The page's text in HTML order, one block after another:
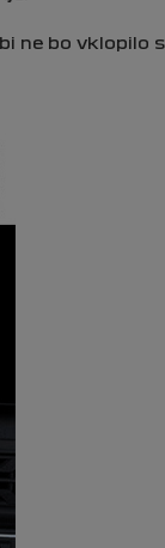
ne bo vklopilo